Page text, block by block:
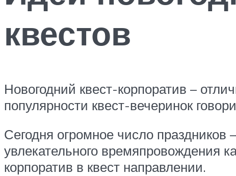
квестов
Новогодний квест-корпоратив –
популярности квест-вечеринок
Сегодня огромное число праздников
увлекательного времяпровождения
корпоратив в квест направлении.